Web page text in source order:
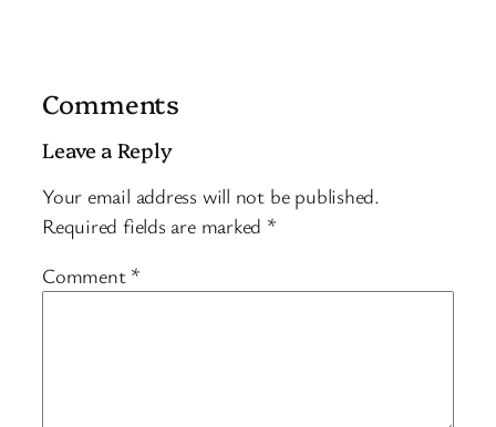
Comments
Leave a Reply
Your email address will not be published.
Required fields are marked *
Comment *